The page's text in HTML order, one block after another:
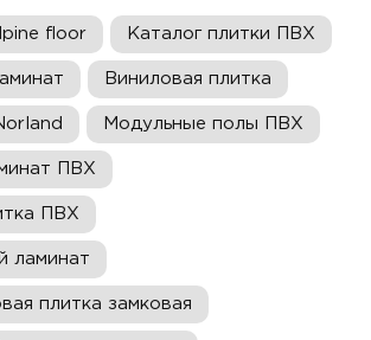
floor Каталог плитки ПВХ
Виниловая плитка
Модульные полы ПВХ
ПВХ
ПВХ
ламинат
плитка замковая